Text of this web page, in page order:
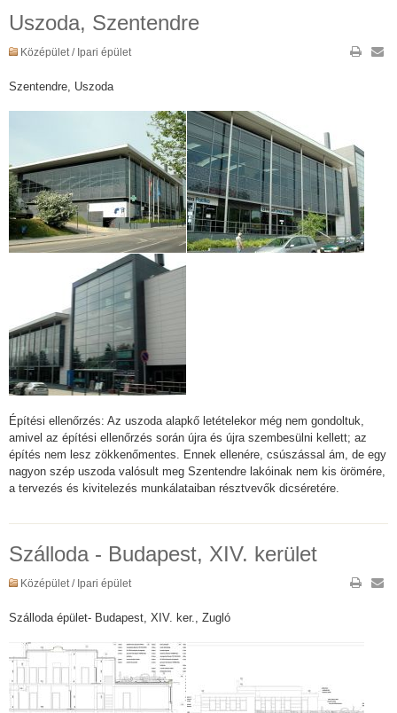
Uszoda, Szentendre
Középület / Ipari épület
Szentendre, Uszoda
Építési ellenőrzés: Az uszoda alapkő letételekor még nem gondoltuk,
amivel az építési ellenőrzés során újra és újra szembesülni kellett; az
építés nem lesz zökkenőmentes. Ennek ellenére, csúszással ám, de egy
nagyon szép uszoda valósult meg Szentendre lakóinak nem kis örömére,
a tervezés és kivitelezés munkálataiban résztvevők dicséretére.
Szálloda - Budapest, XIV. kerület
Középület / Ipari épület
Szálloda épület- Budapest, XIV. ker., Zugló